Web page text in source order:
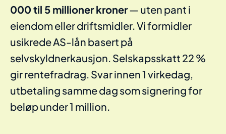
000 til 5 millioner kroner— uten pant i
eiendom eller driftsmidler. Vi formidler
usikrede AS-lån basert på
selvskyldnerkausjon. Selskapsskatt 22 %
gir rentefradrag. Svar innen 1 virkedag,
utbetaling samme dag som signering for
beløp under 1 million.